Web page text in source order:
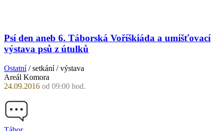
Psí den aneb 6. Táborská Voříškiáda a umišťovací
výstava psů z útulků
Ostatní/ setkání / výstava
Areál Komora
24.09.2016 od 09:00 hod.